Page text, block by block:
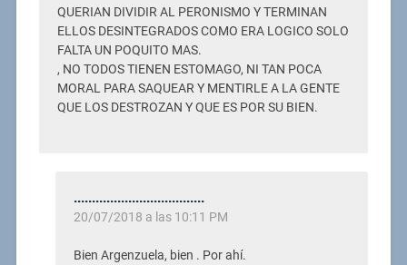
QUERIAN DIVIDIR AL PERONISMO Y TERMINAN
ELLOS DESINTEGRADOS COMO ERA LOGICO SOLO
FALTA UN POQUITO MAS.
, NO TODOS TIENEN ESTOMAGO, NI TAN POCA
MORAL PARA SAQUEAR Y MENTIRLE A LA GENTE
QUE LOS DESTROZAN Y QUE ES POR SU BIEN.
....................................
20/07/2018 a las 10:11 PM
Bien Argenzuela, bien . Por ahí.